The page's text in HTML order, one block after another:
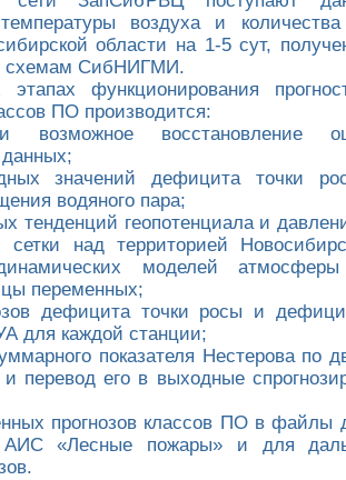
воздуха и
области на 1-5 сут,
схемам СибНИГМИ.
функционирования
ПО производится:
восстановление
значений дефицита точки
водяного пара;
тенденций геопотенциала и
над территорией
моделей
переменных;
дефицита точки росы и
для каждой станции;
показателя Нестерова по
перевод его в выходные
прогнозов классов ПО в файлы
АИС «Лесные пожары» и для